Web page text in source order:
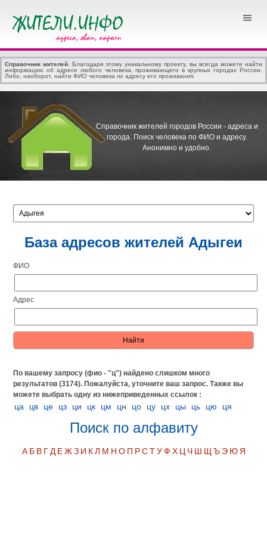
Справочник жителей . Благодаря этому уникальному проекту, вы всегда можете найти
информацию об адресе любого человека, проживающего в крупных городах России.
Либо, наоборот, найти ФИО человека по адресу его проживания.
Справочник жителей городов России - адреса и
города. Поиск человека по ФИО и адресу.
Анонимно и удобно.
База адресов жителей Адыгеи
ФИО
Адрес
По вашему запросу (фио - "ц") найдено слишком много
результатов (3174). Пожалуйста, уточните ваш запрос.Также вы
можете выбрать одну из нижеприведенных ссылок :
ца цв це цз ци цк цм цн цо цу цх цы ць цю ця
Поиск по алфавиту
А Б В Г Д Е Ж З И К Л М Н О П Р С Т У Ф Х Ц Ч Ш Щ Ъ Э Ю Я